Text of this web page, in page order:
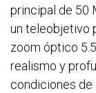
principal de 50
un teleobjetivo
zoom óptico
realismo y
condiciones de